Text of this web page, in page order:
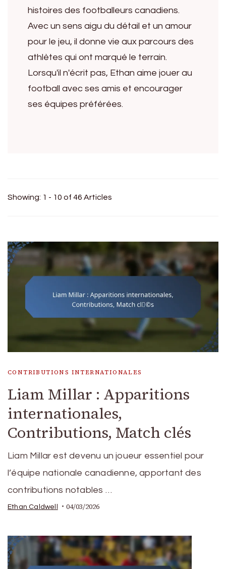
histoires des footballeurs canadiens.
Avec un sens aigu du détail et un amour
pour le jeu, il donne vie aux parcours des
athlètes qui ont marqué le terrain.
Lorsqu'il n'écrit pas, Ethan aime jouer au
football avec ses amis et encourager
ses équipes préférées.
Showing: 1 - 10 of 46 Articles
CONTRIBUTIONS INTERNATIONALES
Liam Millar : Apparitions
internationales,
Contributions, Match clés
Liam Millar est devenu un joueur essentiel pour
l’équipe nationale canadienne, apportant des
contributions notables …
Ethan Caldwell 04/03/2026